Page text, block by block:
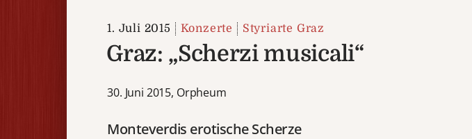
1. Juli 2015 Konzerte Styriarte Graz
Graz: „Scherzi musicali“
30. Juni 2015, Orpheum
Monteverdis erotische Scherze